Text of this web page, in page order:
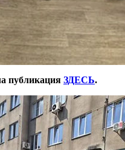
публикация ЗДЕСЬ.